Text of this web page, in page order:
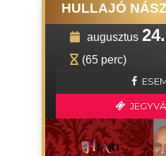
HULLAJÓ
augusztus 24.
(65 perc)